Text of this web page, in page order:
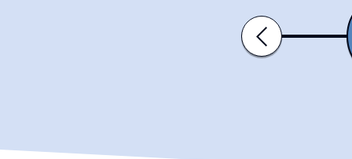
Previousכי־תצא